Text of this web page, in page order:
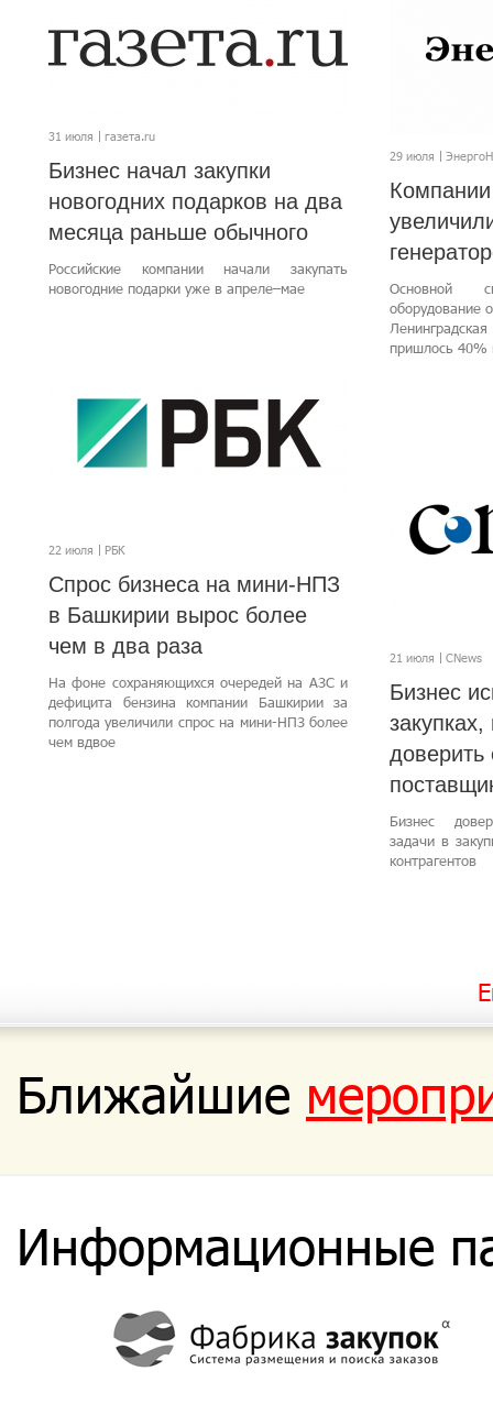
31 июля газета.ru
Бизнес начал закупки
новогодних подарков на два
месяца раньше обычного
Российские компании начали закупать
новогодние подарки уже в апреле–мае
22 июля РБК
Спрос бизнеса на мини-НПЗ
в Башкирии вырос более
чем в два раза
На фоне сохраняющихся очередей на АЗС и
дефицита бензина компании Башкирии за
полгода увеличили спрос на мини-НПЗ более
чем вдвое
29 июля
Основной
оборудование
пришлось 40%
21 июля CNews
Бизнес
закупках,
Бизнес
задачи в
контрагентов
Ближайшие
Информационные